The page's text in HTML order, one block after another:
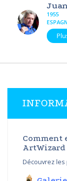
1955
Comment
ArtWizard
Découvrez